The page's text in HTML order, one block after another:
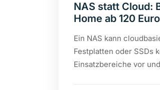
NAS statt Cloud:
Home ab 120 Euro
Ein NAS kann
Festplatten oder SSDs
Einsatzbereiche vor